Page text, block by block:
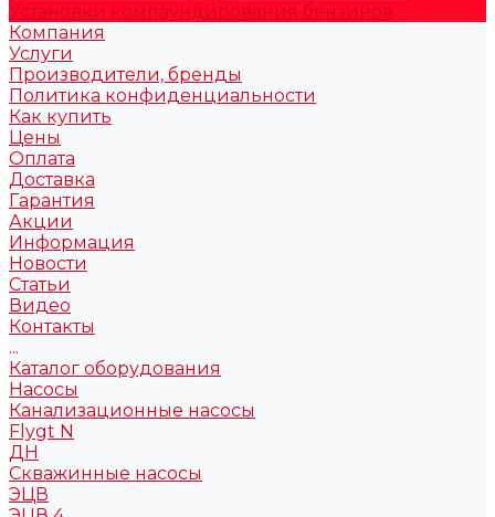
Установки компаундирования бензинов
Компания
Услуги
Производители, бренды
Политика конфиденциальности
Как купить
Цены
Оплата
Доставка
Гарантия
Акции
Информация
Новости
Статьи
Видео
Контакты
...
Каталог оборудования
Насосы
Канализационные насосы
Flygt N
ДН
Скважинные насосы
ЭЦВ